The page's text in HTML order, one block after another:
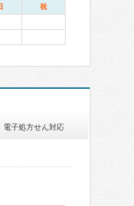
祝
電子処方せん対応